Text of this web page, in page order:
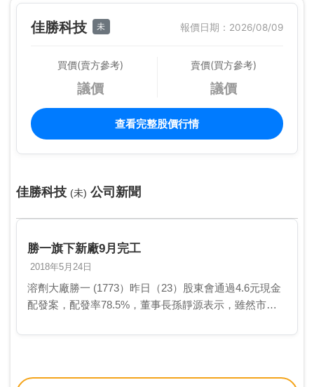
佳勝科技 未 報價日期：2026/08/09
買價(賣方參考)
議價
賣價(買方參考)
議價
查看完整股價行情
佳勝科技 (未) 公司新聞
勝一旗下新廠9月完工
2018年5月24日
溶劑大廠勝一 (1773）昨日（23）股東會通過4.6元現金
配發案，配發率78.5%，董事長孫靜源表示，雖然市場
新去年紀錄。據了解，勝一轉投資、持股1…